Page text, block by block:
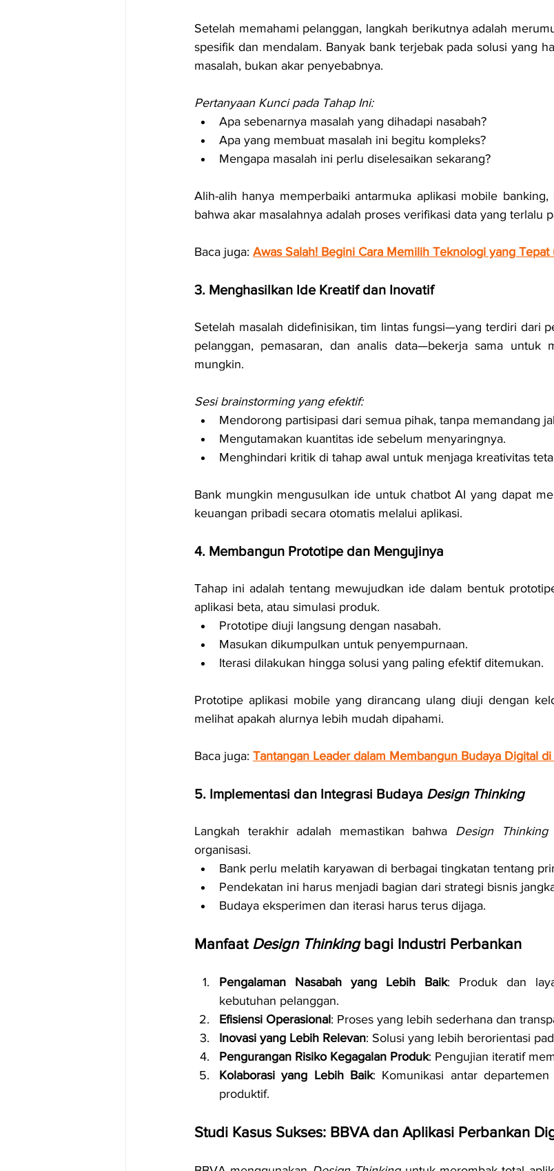
Setelah memahami pelanggan, langkah berikutnya adalah
spesifik dan mendalam. Banyak bank terjebak pada solusi yang
masalah, bukan akar penyebabnya.
Pertanyaan Kunci pada Tahap Ini:
Apa sebenarnya masalah yang dihadapi nasabah?
Apa yang membuat masalah ini begitu kompleks?
Mengapa masalah ini perlu diselesaikan sekarang?
Alih-alih hanya memperbaiki antarmuka aplikasi mobile
bahwa akar masalahnya adalah proses verifikasi data yang terlalu
Baca juga: Awas Salah! Begini Cara Memilih Teknologi yang
3. Menghasilkan Ide Kreatif dan Inovatif
Setelah masalah didefinisikan, tim lintas fungsi—yang terdiri dari
pelanggan, pemasaran, dan analis data—bekerja sama untuk
mungkin.
Sesi brainstorming yang efektif:
Mendorong partisipasi dari semua pihak, tanpa memandang
Mengutamakan kuantitas ide sebelum menyaringnya.
Menghindari kritik di tahap awal untuk menjaga kreativitas
Bank mungkin mengusulkan ide untuk chatbot AI yang dapat
keuangan pribadi secara otomatis melalui aplikasi.
4. Membangun Prototipe dan Mengujinya
Tahap ini adalah tentang mewujudkan ide dalam bentuk
aplikasi beta, atau simulasi produk.
Prototipe diuji langsung dengan nasabah.
Masukan dikumpulkan untuk penyempurnaan.
Iterasi dilakukan hingga solusi yang paling efektif ditemukan.
Prototipe aplikasi mobile yang dirancang ulang diuji dengan
melihat apakah alurnya lebih mudah dipahami.
Baca juga: Tantangan Leader dalam Membangun Budaya Digital di
5. Implementasi dan Integrasi Budaya Design Thinking
Langkah terakhir adalah memastikan bahwa Design Thinking
organisasi.
Bank perlu melatih karyawan di berbagai tingkatan tentang
Pendekatan ini harus menjadi bagian dari strategi bisnis
Budaya eksperimen dan iterasi harus terus dijaga.
Manfaat Design Thinking bagi Industri Perbankan
Pengalaman Nasabah yang Lebih Baik: Produk dan
kebutuhan pelanggan.
Efisiensi Operasional: Proses yang lebih sederhana dan
Inovasi yang Lebih Relevan: Solusi yang lebih berorientasi
Pengurangan Risiko Kegagalan Produk: Pengujian iteratif
Kolaborasi yang Lebih Baik: Komunikasi antar
produktif.
Studi Kasus Sukses: BBVA dan Aplikasi Perbankan